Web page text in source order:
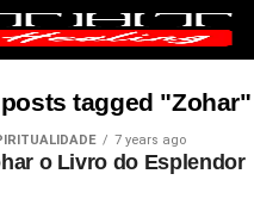
tagged "Zohar"
7 years ago
o Livro do Esplendor